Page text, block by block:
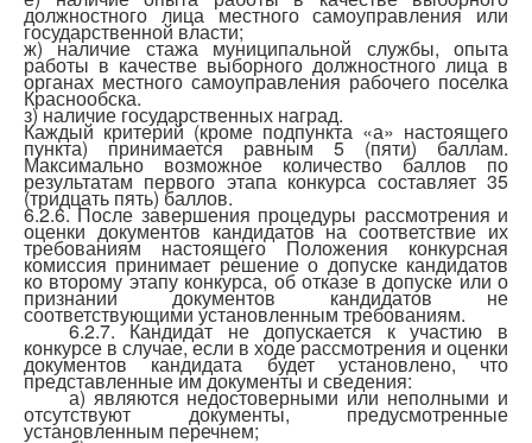
должностного лица местного самоуправления или
государственной власти;
ж) наличие стажа муниципальной службы, опыта
работы в качестве выборного должностного лица в
органах местного самоуправления рабочего поселка
Краснообска.
з) наличие государственных наград.
Каждый критерий (кроме подпункта «а» настоящего
пункта) принимается равным 5 (пяти) баллам.
Максимально возможное количество баллов по
результатам первого этапа конкурса составляет 35
(тридцать пять) баллов.
6.2.6. После завершения процедуры рассмотрения и
оценки документов кандидатов на соответствие их
требованиям настоящего Положения конкурсная
комиссия принимает решение о допуске кандидатов
ко второму этапу конкурса, об отказе в допуске или о
признании документов кандидатов не
соответствующими установленным требованиям.
6.2.7. Кандидат не допускается к участию в
конкурсе в случае, если в ходе рассмотрения и оценки
документов кандидата будет установлено, что
представленные им документы и сведения:
а) являются недостоверными или неполными и
отсутствуют документы, предусмотренные
установленным перечнем;